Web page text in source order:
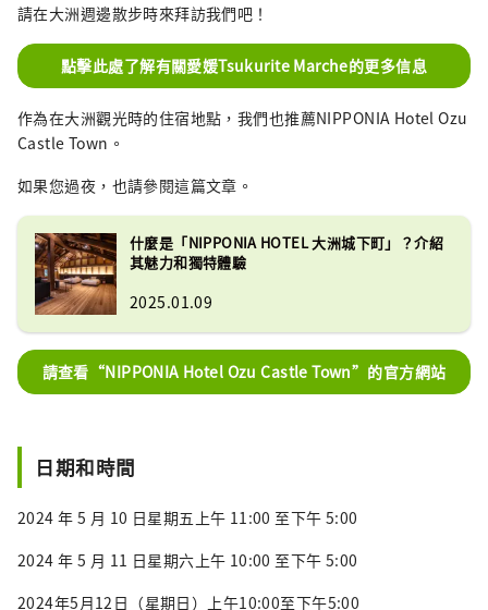
請在大洲週邊散步時來拜訪我們吧！
點擊此處了解有關愛媛Tsukurite Marche的更多信息
作為在大洲觀光時的住宿地點，我們也推薦NIPPONIA Hotel Ozu
Castle Town。
如果您過夜，也請參閱這篇文章。
什麼是「NIPPONIA HOTEL 大洲城下町」？介紹
其魅力和獨特體驗
2025.01.09
請查看“NIPPONIA Hotel Ozu Castle Town”的官方網站
日期和時間
2024 年 5 月 10 日星期五上午 11:00 至下午 5:00
2024 年 5 月 11 日星期六上午 10:00 至下午 5:00
2024年5月12日（星期日）上午10:00至下午5:00